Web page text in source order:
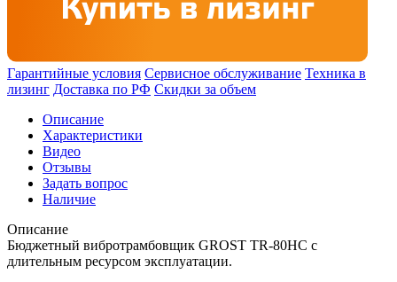
Гарантийные условия Сервисное обслуживание Техника в
лизинг Доставка по РФ Скидки за объем
Описание
Характеристики
Видео
Отзывы
Задать вопрос
Наличие
Описание
Бюджетный вибротрамбовщик GROST TR-80HC с
длительным ресурсом эксплуатации.